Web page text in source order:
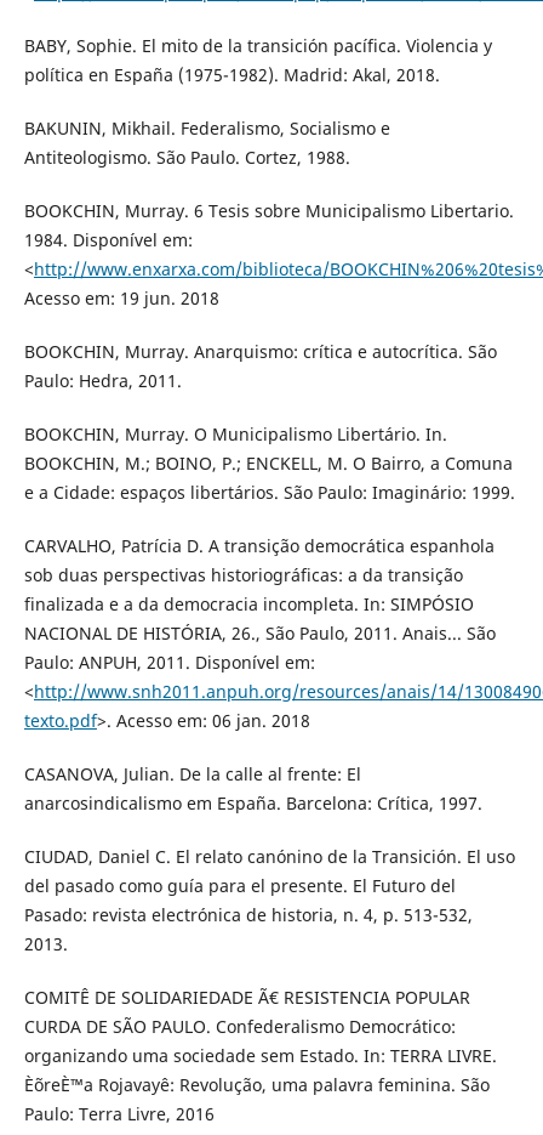
BABY, Sophie. El mito de la transición pacífica. Violencia y
política en España (1975-1982). Madrid: Akal, 2018.
BAKUNIN, Mikhail. Federalismo, Socialismo e
Antiteologismo. São Paulo. Cortez, 1988.
BOOKCHIN, Murray. 6 Tesis sobre Municipalismo Libertario.
1984. Disponível em:
<http://www.enxarxa.com/biblioteca/
Acesso em: 19 jun. 2018
BOOKCHIN, Murray. Anarquismo: crítica e autocrítica. São
Paulo: Hedra, 2011.
BOOKCHIN, Murray. O Municipalismo Libertário. In.
BOOKCHIN, M.; BOINO, P.; ENCKELL, M. O Bairro, a Comuna
e a Cidade: espaços libertários. São Paulo: Imaginário: 1999.
CARVALHO, Patrícia D. A transição democrática espanhola
sob duas perspectivas historiográficas: a da transição
finalizada e a da democracia incompleta. In: SIMPÓSIO
NACIONAL DE HISTÓRIA, 26., São Paulo, 2011. Anais... São
Paulo: ANPUH, 2011. Disponível em:
<http://www.snh2011.anpuh.org/resources/anais/14/
texto.pdf>. Acesso em: 06 jan. 2018
CASANOVA, Julian. De la calle al frente: El
anarcosindicalismo em España. Barcelona: Crítica, 1997.
CIUDAD, Daniel C. El relato canónino de la Transición. El uso
del pasado como guía para el presente. El Futuro del
Pasado: revista electrónica de historia, n. 4, p. 513-532,
2013.
COMITÊ DE SOLIDARIEDADE Ã€ RESISTENCIA POPULAR
CURDA DE SÃO PAULO. Confederalismo Democrático:
organizando uma sociedade sem Estado. In: TERRA LIVRE.
È˜oreÈ™a Rojavayê: Revolução, uma palavra feminina. São
Paulo: Terra Livre, 2016